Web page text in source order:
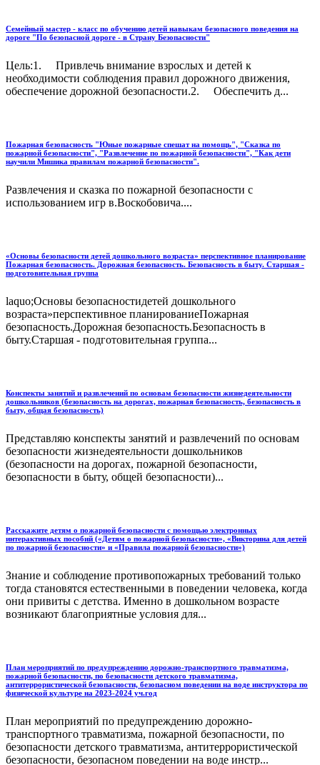
Семейный мастер - класс по обучению детей навыкам безопасного поведения на
дороге "По безопасной дороге - в Страну Безопасности"
Цель:1. Привлечь внимание взрослых и детей к
необходимости соблюдения правил дорожного движения,
обеспечение дорожной безопасности.2. Обеспечить д...
Пожарная безопасность "Юные пожарные спешат на помощь", "Сказка по
пожарной безопасности", "Развлечение по пожарной безопасности", "Как дети
научили Мишика правилам пожарной безопасности".
Развлечения и сказка по пожарной безопасности с
использованием игр в.Воскобовича....
«Основы безопасности детей дошкольного возраста» перспективное планирование
Пожарная безопасность. Дорожная безопасность. Безопасность в быту. Старшая -
подготовительная группа
laquo;Основы безопасностидетей дошкольного
возраста»перспективное планированиеПожарная
безопасность.Дорожная безопасность.Безопасность в
быту.Старшая - подготовительная группа...
Конспекты занятий и развлечений по основам безопасности жизнедеятельности
дошкольников (безопасность на дорогах, пожарная безопасность, безопасность в
быту, общая безопасность)
Представляю конспекты занятий и развлечений по основам
безопасности жизнедеятельности дошкольников
(безопасности на дорогах, пожарной безопасности,
безопасности в быту, общей безопасности)...
Расскажите детям о пожарной безопасности с помощью электронных
интерактивных пособий («Детям о пожарной безопасности», «Викторина для детей
по пожарной безопасности» и «Правила пожарной безопасности»)
Знание и соблюдение противопожарных требований только
тогда становятся естественными в поведении человека, когда
они привиты с детства. Именно в дошкольном возрасте
возникают благоприятные условия для...
План мероприятий по предупреждению дорожно-транспортного травматизма,
пожарной безопасности, по безопасности детского травматизма,
антитеррористической безопасности, безопасном поведении на воде инструктора по
физической культуре на 2023-2024 уч.год
План мероприятий по предупреждению дорожно-
транспортного травматизма, пожарной безопасности, по
безопасности детского травматизма, антитеррористической
безопасности, безопасном поведении на воде инстр...